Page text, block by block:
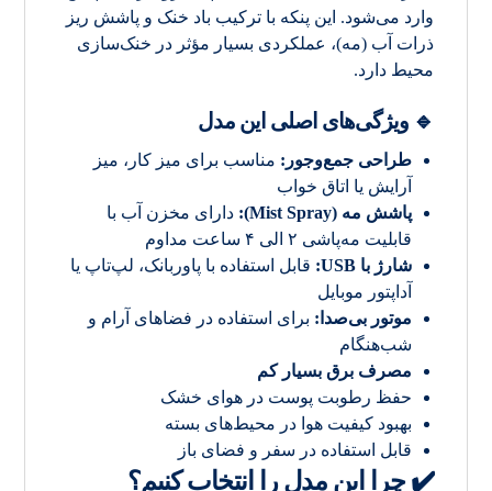
وارد می‌شود. این پنکه با ترکیب باد خنک و پاشش ریز
ذرات آب (مه)، عملکردی بسیار مؤثر در خنک‌سازی
محیط دارد.
🔹ویژگی‌های اصلی این مدل
طراحی جمع‌وجور: مناسب برای میز کار، میز
آرایش یا اتاق خواب
پاشش مه (Mist Spray):
دارای مخزن آب با
قابلیت مه‌پاشی ۲ الی ۴ ساعت مداوم
شارژ با USB:
قابل استفاده با پاوربانک، لپ‌تاپ یا
آداپتور موبایل
موتور بی‌صدا: برای استفاده در فضاهای آرام و
شب‌هنگام
مصرف برق بسیار کم
حفظ رطوبت پوست در هوای خشک
بهبود کیفیت هوا در محیط‌های بسته
قابل استفاده در سفر و فضای باز
✔️ چرا این مدل را انتخاب کنیم؟